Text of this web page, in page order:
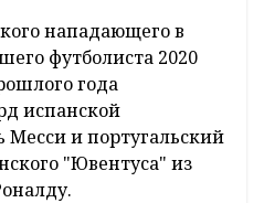
нападающего в
футболиста 2020
года
испанской
и португальский
"Ювентуса" из